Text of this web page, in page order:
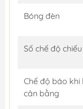
Bóng đèn
Số chế độ
Chế độ báo khi
cân bằng